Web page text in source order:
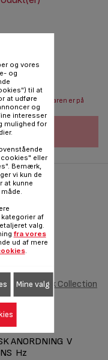
Send mail når varen er på
lager
plader Snack Collection
XA8111F0
ANORDNING V
Hz
og vores
og
til at
at udføre
og
interesser
mulighed for
cookies" eller
Bemærk,
vi kun de
at kunne
af
valg.
fra vores
ud af mere
.
Mine valg